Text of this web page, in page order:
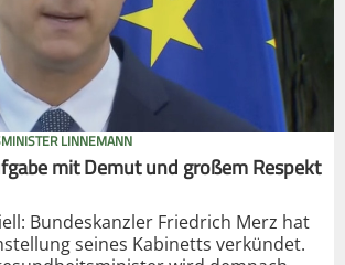
LINNEMANN
mit Demut und großem Respekt
Bundeskanzler Friedrich Merz hat
seines Kabinetts verkündet.